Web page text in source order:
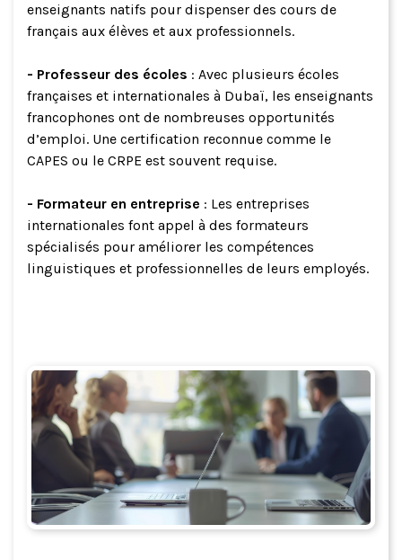
enseignants natifs pour dispenser des cours de
français aux élèves et aux professionnels.
- Professeur des écoles : Avec plusieurs écoles
françaises et internationales à Dubaï, les enseignants
francophones ont de nombreuses opportunités
d’emploi. Une certification reconnue comme le
CAPES ou le CRPE est souvent requise.
- Formateur en entreprise : Les entreprises
internationales font appel à des formateurs
spécialisés pour améliorer les compétences
linguistiques et professionnelles de leurs employés.